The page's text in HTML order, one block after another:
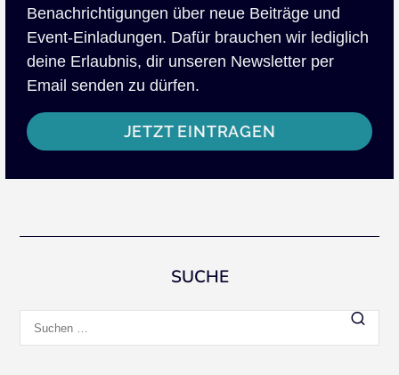
Benachrichtigungen über neue Beiträge und
Event-Einladungen. Dafür brauchen wir lediglich
deine Erlaubnis, dir unseren Newsletter per
Email senden zu dürfen.
JETZT EINTRAGEN
SUCHE
nach: